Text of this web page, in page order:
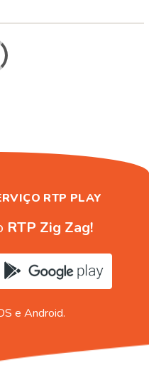
RTP PLAY
RTP Zig Zag!
e Android.